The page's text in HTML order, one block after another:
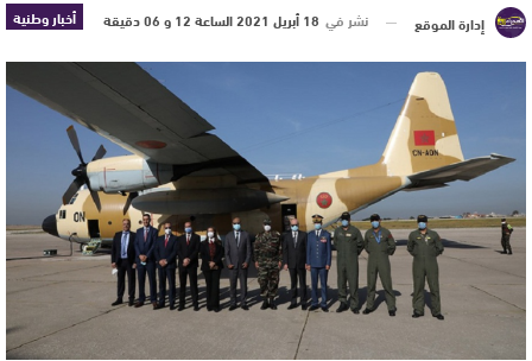
أخبار وطنية إدارة الموقع نشر في 18 أبريل 2021 الساعة 12 و 06 دقيقة